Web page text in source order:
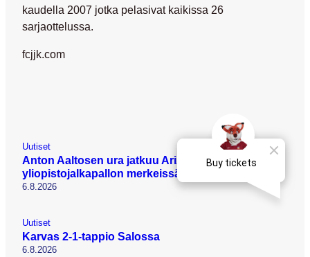
kaudella 2007 jotka pelasivat kaikissa 26
sarjaottelussa.
fcjjk.com
Uutiset
Anton Aaltosen ura jatkuu Arizonassa
yliopistojalkapallon merkeissä
6.8.2026
Uutiset
Karvas 2-1-tappio Salossa
6.8.2026